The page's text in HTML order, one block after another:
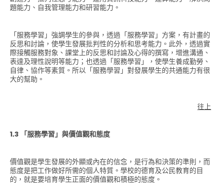
題能力、自我管理能力和研習能力。
「服務學習」強調學生的參與，透過「服務學習」方案，有計畫的
反思和討論，使學生發展批判性的分析和思考能力。此外，透過實
際接觸服務對象、課堂上的反思和討論及心得的撰寫，增進溝通、
表達及理性說明等能力；也透過「服務學習」，使學生養成勤勞、
自律、協作等素質。所以「服務學習」對發展學生的共通能力有很
大的幫助。
往上
1.3 「服務學習」與價值觀和態度
價值觀是學生發展的外顯或內在的信念，是行為和決策的準則，而
態度是把工作做好所需的個人特質。學校的德育及公民教育的目
的，就是要培育學生正面的價值觀和積極的態度。